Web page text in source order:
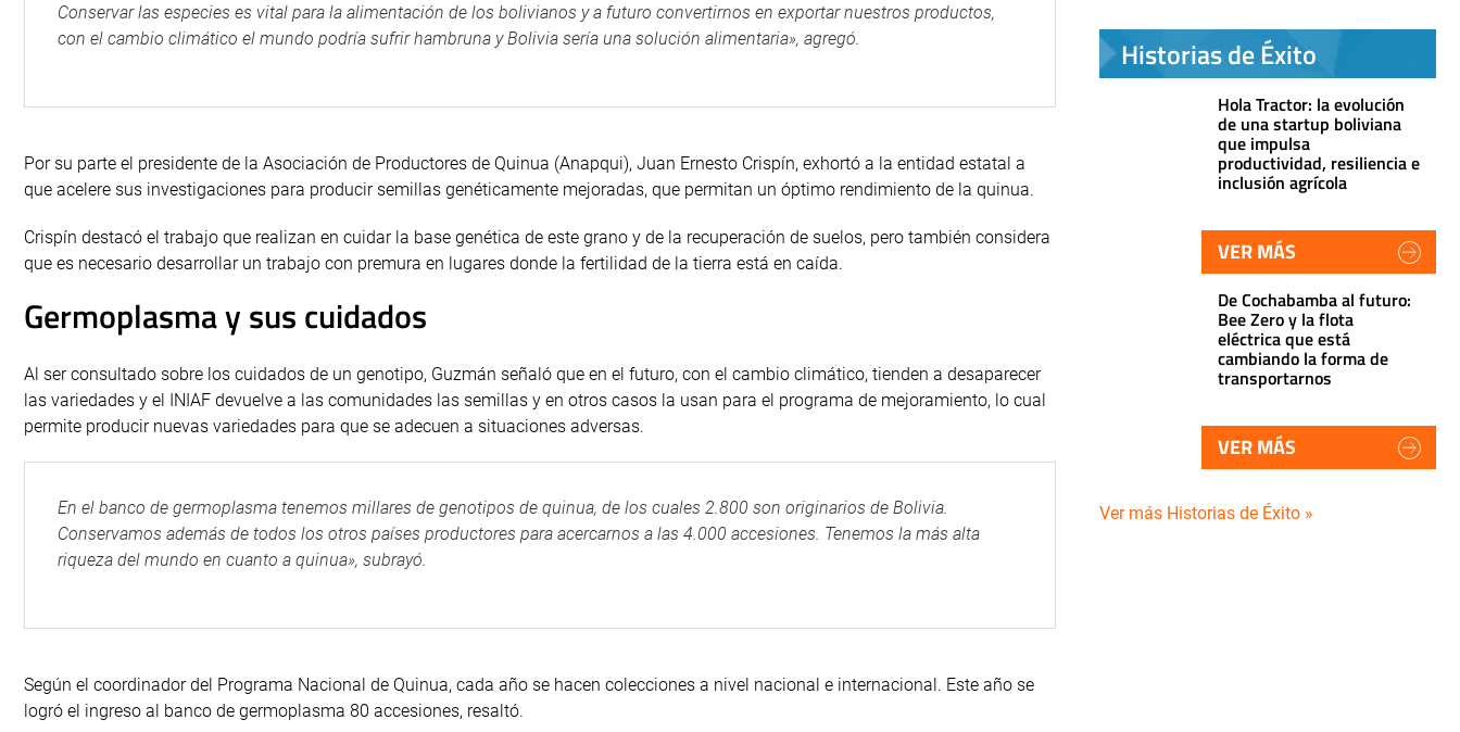
Conservar las especies es vital para la alimentación de los bolivianos y a futuro convertirnos en exportar nuestros productos,
con el cambio climático el mundo podría sufrir hambruna y Bolivia sería una solución alimentaria», agregó.
Por su parte el presidente de la Asociación de Productores de Quinua (Anapqui), Juan Ernesto Crispín, exhortó a la entidad estatal a
que acelere sus investigaciones para producir semillas genéticamente mejoradas, que permitan un óptimo rendimiento de la quinua.
Crispín destacó el trabajo que realizan en cuidar la base genética de este grano y de la recuperación de suelos, pero también considera
que es necesario desarrollar un trabajo con premura en lugares donde la fertilidad de la tierra está en caída.
Germoplasma y sus cuidados
Al ser consultado sobre los cuidados de un genotipo, Guzmán señaló que en el futuro, con el cambio climático, tienden a desaparecer
las variedades y el INIAF devuelve a las comunidades las semillas y en otros casos la usan para el programa de mejoramiento, lo cual
permite producir nuevas variedades para que se adecuen a situaciones adversas.
En el banco de germoplasma tenemos millares de genotipos de quinua, de los cuales 2.800 son originarios de Bolivia.
Conservamos además de todos los otros países productores para acercarnos a las 4.000 accesiones. Tenemos la más alta
riqueza del mundo en cuanto a quinua», subrayó.
Según el coordinador del Programa Nacional de Quinua, cada año se hacen colecciones a nivel nacional e internacional. Este año se
logró el ingreso al banco de germoplasma 80 accesiones, resaltó.
Historias de Éxito
Hola Tractor: la evolución
de una startup boliviana
que impulsa
productividad, resiliencia e
inclusión agrícola
VER MÁS
De Cochabamba al futuro:
Bee Zero y la flota
eléctrica que está
cambiando la forma de
transportarnos
VER MÁS
Ver más Historias de Éxito »